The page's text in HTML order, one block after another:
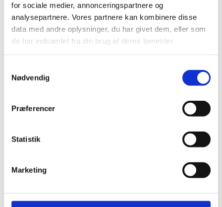
for sociale medier, annonceringspartnere og
analysepartnere. Vores partnere kan kombinere disse
data med andre oplysninger, du har givet dem, eller som
de har indsamlet fra din brug af deres tjenester.
Nødvendig
Præferencer
Statistik
Marketing
Her er alle vinderne fra årets Danish